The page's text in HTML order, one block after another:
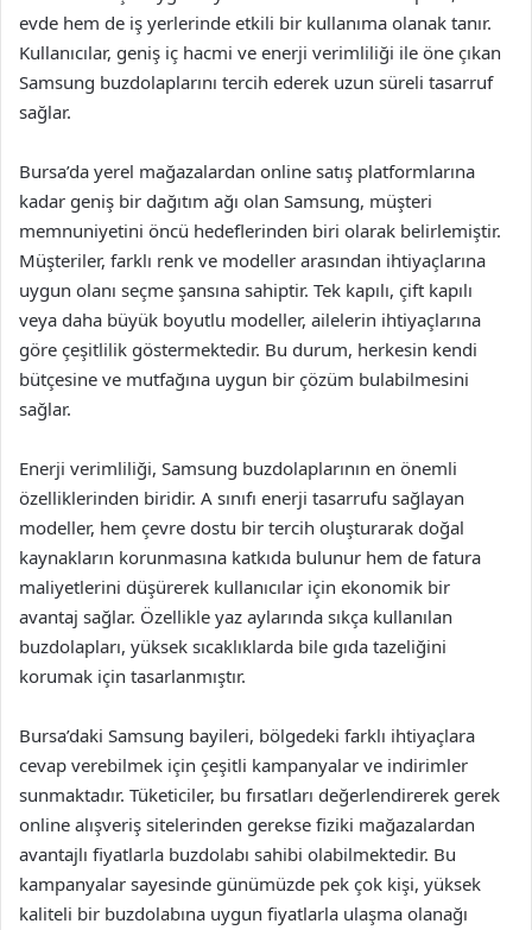
evde hem de iş yerlerinde etkili bir kullanıma olanak tanır.
Kullanıcılar, geniş iç hacmi ve enerji verimliliği ile öne çıkan
Samsung buzdolaplarını tercih ederek uzun süreli tasarruf
sağlar.
Bursa’da yerel mağazalardan online satış platformlarına
kadar geniş bir dağıtım ağı olan Samsung, müşteri
memnuniyetini öncü hedeflerinden biri olarak belirlemiştir.
Müşteriler, farklı renk ve modeller arasından ihtiyaçlarına
uygun olanı seçme şansına sahiptir. Tek kapılı, çift kapılı
veya daha büyük boyutlu modeller, ailelerin ihtiyaçlarına
göre çeşitlilik göstermektedir. Bu durum, herkesin kendi
bütçesine ve mutfağına uygun bir çözüm bulabilmesini
sağlar.
Enerji verimliliği, Samsung buzdolaplarının en önemli
özelliklerinden biridir. A sınıfı enerji tasarrufu sağlayan
modeller, hem çevre dostu bir tercih oluşturarak doğal
kaynakların korunmasına katkıda bulunur hem de fatura
maliyetlerini düşürerek kullanıcılar için ekonomik bir
avantaj sağlar. Özellikle yaz aylarında sıkça kullanılan
buzdolapları, yüksek sıcaklıklarda bile gıda tazeliğini
korumak için tasarlanmıştır.
Bursa’daki Samsung bayileri, bölgedeki farklı ihtiyaçlara
cevap verebilmek için çeşitli kampanyalar ve indirimler
sunmaktadır. Tüketiciler, bu fırsatları değerlendirerek gerek
online alışveriş sitelerinden gerekse fiziki mağazalardan
avantajlı fiyatlarla buzdolabı sahibi olabilmektedir. Bu
kampanyalar sayesinde günümüzde pek çok kişi, yüksek
kaliteli bir buzdolabına uygun fiyatlarla ulaşma olanağı